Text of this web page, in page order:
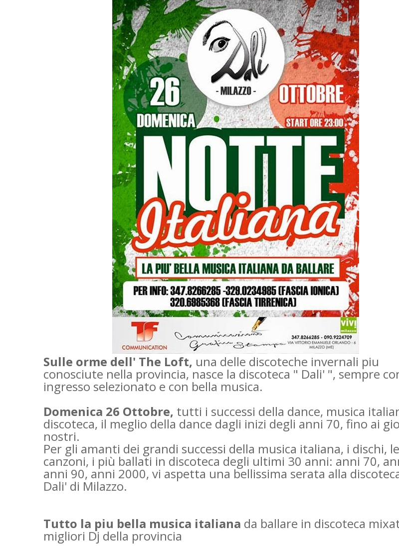
Sulle orme dell' The Loft, una delle discoteche invernali piu
conosciute nella provincia, nasce la discoteca " Dali' ", sempre
ingresso selezionato e con bella musica.
Domenica 26 Ottobre, tutti i successi della dance, musica
discoteca, il meglio della dance dagli inizi degli anni 70, fino ai
nostri.
Per gli amanti dei grandi successi della musica italiana, i dischi, le
canzoni, i più ballati in discoteca degli ultimi 30 anni: anni 70,
anni 90, anni 2000, vi aspetta una bellissima serata alla
Dali' di Milazzo.
Tutto la piu bella musica italiana da ballare in discoteca
migliori Dj della provincia